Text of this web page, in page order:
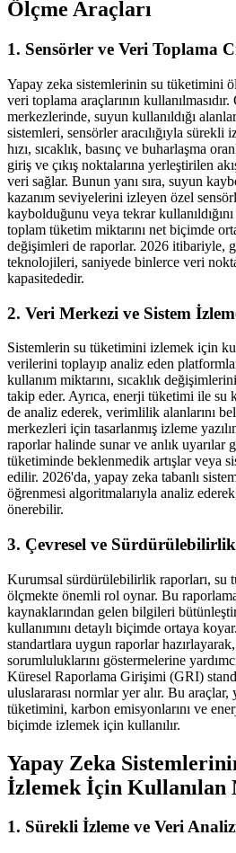
Ölçme Araçları
1. Sensörler ve Veri Toplama
Yapay zeka sistemlerinin su tüketimini
veri toplama araçlarının
merkezlerinde, suyun kullanıldığı
sistemleri, sensörler aracılığıyla sürekli
hızı, sıcaklık, basınç ve buharlaşma
giriş ve çıkış noktalarına yerleştirilen
veri sağlar. Bunun yanı sıra, suyun
kazanım seviyelerini izleyen özel
kaybolduğunu veya tekrar
toplam tüketim miktarını net biçimde
değişimleri de raporlar. 2026 itibariyle,
teknolojileri, saniyede binlerce veri
kapasitededir.
2. Veri Merkezi ve Sistem
Sistemlerin su tüketimini izlemek için
verilerini toplayıp analiz eden
kullanım miktarını, sıcaklık
takip eder. Ayrıca, enerji tüketimi ile su
de analiz ederek, verimlilik alanlarını
merkezleri için tasarlanmış izleme
raporlar halinde sunar ve anlık uyarılar
tüketiminde beklenmedik artışlar veya
edilir. 2026'da, yapay zeka tabanlı
öğrenmesi algoritmalarıyla analiz
önerebilir.
3. Çevresel ve
Kurumsal sürdürülebilirlik raporları, su
ölçmekte önemli rol oynar. Bu
kaynaklarından gelen bilgileri
kullanımını detaylı biçimde ortaya
standartlara uygun raporlar
sorumluluklarını göstermelerine
Küresel Raporlama Girişimi (GRI)
uluslararası normlar yer alır. Bu
tüketimini, karbon emisyonlarını ve
biçimde izlemek için kullanılır.
Yapay Zeka
İzlemek İçin
1. Sürekli İzleme ve Veri